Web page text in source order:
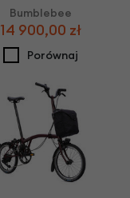
Bumblebee
14 900,00 zł
Porównaj